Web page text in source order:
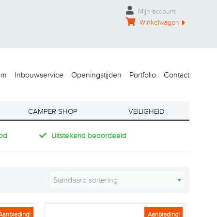
Mijn account
Winkelwagen
Inbouwservice Openingstijden Portfolio Contact
CAMPER SHOP VEILIGHEID
Uitstekend beoordeeld
Aanbieding!